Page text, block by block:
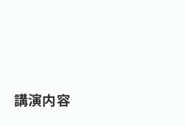
講演内容